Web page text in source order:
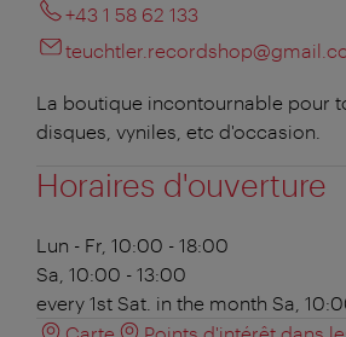
+43 1 58 62 133
La boutique incontournable pour
disques, vyniles, etc d'occasion.
Horaires d'ouverture
Lun - Fr, 10:00 - 18:00
Sa, 10:00 - 13:00
every 1st Sat. in the month Sa,